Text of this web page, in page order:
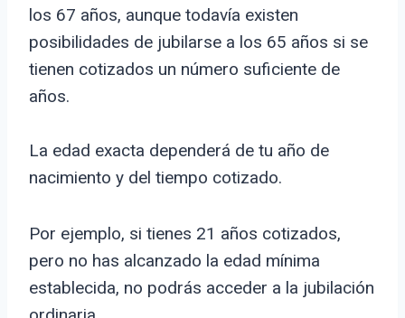
los 67 años, aunque todavía existen
posibilidades de jubilarse a los 65 años si se
tienen cotizados un número suficiente de
años.
La edad exacta dependerá de tu año de
nacimiento y del tiempo cotizado.
Por ejemplo, si tienes 21 años cotizados,
pero no has alcanzado la edad mínima
establecida, no podrás acceder a la jubilación